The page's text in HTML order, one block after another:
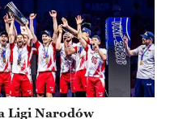
Ligi Narodów